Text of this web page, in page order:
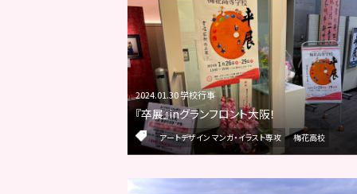
2024.01.30 学校行事
『卒展』inグランフロント大阪！
アートデザイン マンガ・イラスト専攻 梅花高校